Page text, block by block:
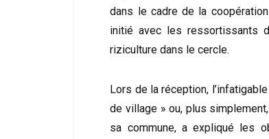
dans le cadre de la
initié avec les ressortissants
riziculture dans le cercle.
Lors de la réception,
de village » ou, plus
sa commune, a expliqué les